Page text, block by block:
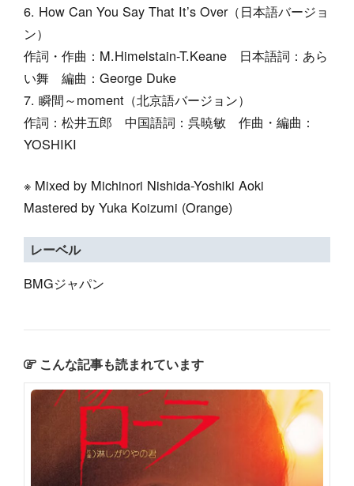
How Can You Say That It’s Over（日本語バージョ
ン）
作詞・作曲：M.Himelstain-T.Keane 日本語詞：あら
い舞 編曲：George Duke
瞬間～moment（北京語バージョン）
作詞：松井五郎 中国語詞：呉暁敏 作曲・編曲：
YOSHIKI
※ Mixed by Michinori Nishida-Yoshiki Aoki
Mastered by Yuka Koizumi (Orange)
レーベル
BMGジャパン
こんな記事も読まれています